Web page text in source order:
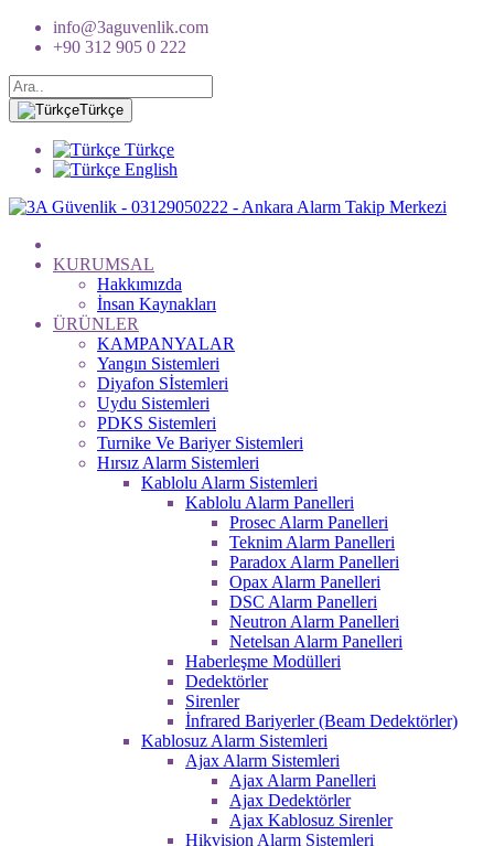
info@3aguvenlik.com
+90 312 905 0 222
Türkçe
Türkçe
English
KURUMSAL
Hakkımızda
İnsan Kaynakları
ÜRÜNLER
KAMPANYALAR
Yangın Sistemleri
Diyafon Sİstemleri
Uydu Sistemleri
PDKS Sistemleri
Turnike Ve Bariyer Sistemleri
Hırsız Alarm Sistemleri
Kablolu Alarm Sistemleri
Kablolu Alarm Panelleri
Prosec Alarm Panelleri
Teknim Alarm Panelleri
Paradox Alarm Panelleri
Opax Alarm Panelleri
DSC Alarm Panelleri
Neutron Alarm Panelleri
Netelsan Alarm Panelleri
Haberleşme Modülleri
Dedektörler
Sirenler
İnfrared Bariyerler (Beam Dedektörler)
Kablosuz Alarm Sistemleri
Ajax Alarm Sistemleri
Ajax Alarm Panelleri
Ajax Dedektörler
Ajax Kablosuz Sirenler
Hikvision Alarm Sistemleri